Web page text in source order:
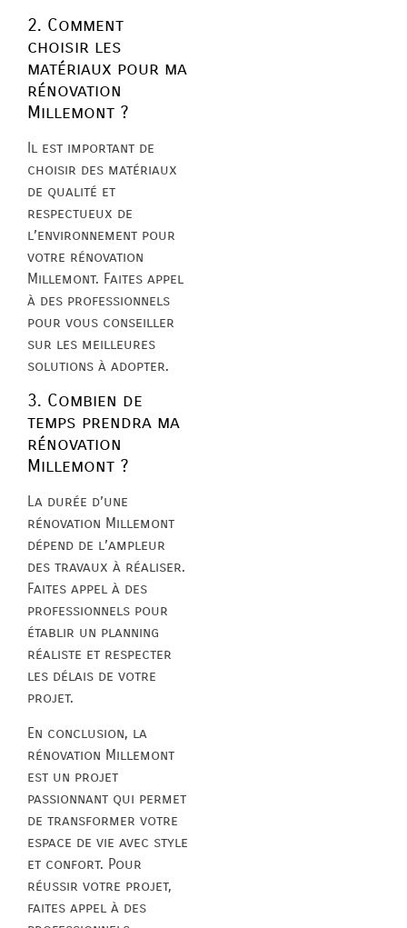
2. Comment
choisir les
matériaux pour ma
rénovation
Millemont ?
Il est important de
choisir des matériaux
de qualité et
respectueux de
l’environnement pour
votre rénovation
Millemont. Faites appel
à des professionnels
pour vous conseiller
sur les meilleures
solutions à adopter.
3. Combien de
temps prendra ma
rénovation
Millemont ?
La durée d’une
rénovation Millemont
dépend de l’ampleur
des travaux à réaliser.
Faites appel à des
professionnels pour
établir un planning
réaliste et respecter
les délais de votre
projet.
En conclusion, la
rénovation Millemont
est un projet
passionnant qui permet
de transformer votre
espace de vie avec style
et confort. Pour
réussir votre projet,
faites appel à des